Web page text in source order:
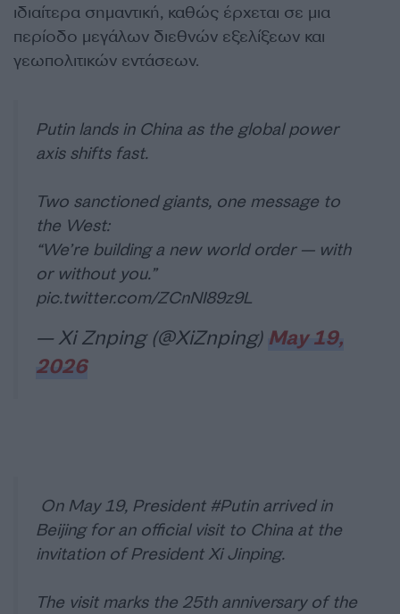
ιδιαίτερα σημαντική, καθώς έρχεται σε μια
περίοδο μεγάλων διεθνών εξελίξεων και
γεωπολιτικών εντάσεων.
Putin lands in China as the global power
axis shifts fast.
Two sanctioned giants, one message to
the West:
“We’re building a new world order — with
or without you.”
pic.twitter.com/ZCnNI89z9L
— Xi Znping (@XiZnping) May 19,
2026
On May 19, President #Putinarrived in
Beijing for an official visit to China at the
invitation of President Xi Jinping.
The visit marks the 25th anniversary of the